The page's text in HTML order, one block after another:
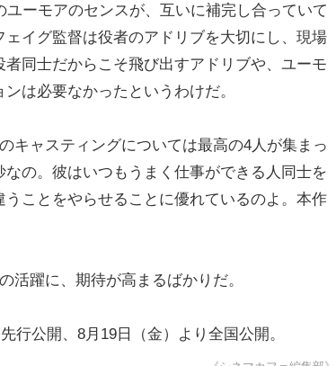
ーモアのセンスが、互いに補完し合っていて
イグ監督は役者のアドリブを大切にし、現場
同士だからこそ飛び出すアドリブや、ユーモ
は必要なかったというわけだ。
キャスティングについては最高の4人が集まっ
の。彼はいつもうまく仕事ができる人同士を
ことをやらせることに優れているのよ。本作
活躍に、期待が高まるばかりだ。
行公開、8月19日（金）より全国公開。